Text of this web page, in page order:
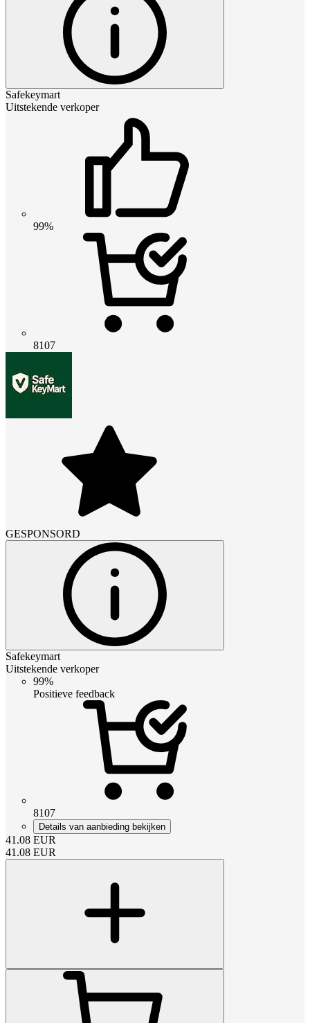
Safekeymart
Uitstekende verkoper
99%
8107
GESPONSORD
Safekeymart
Uitstekende verkoper
99%
Positieve feedback
8107
Details van aanbieding bekijken
41.08 EUR
41.08 EUR